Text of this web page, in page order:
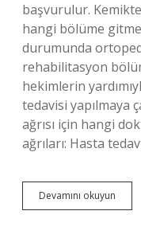
başvurulur.
hangi bölüme
durumunda
rehabilitasyon
hekimlerin
tedavisi yapılmaya
ağrısı için hangi
ağrıları: Hasta
Devamını okuyun